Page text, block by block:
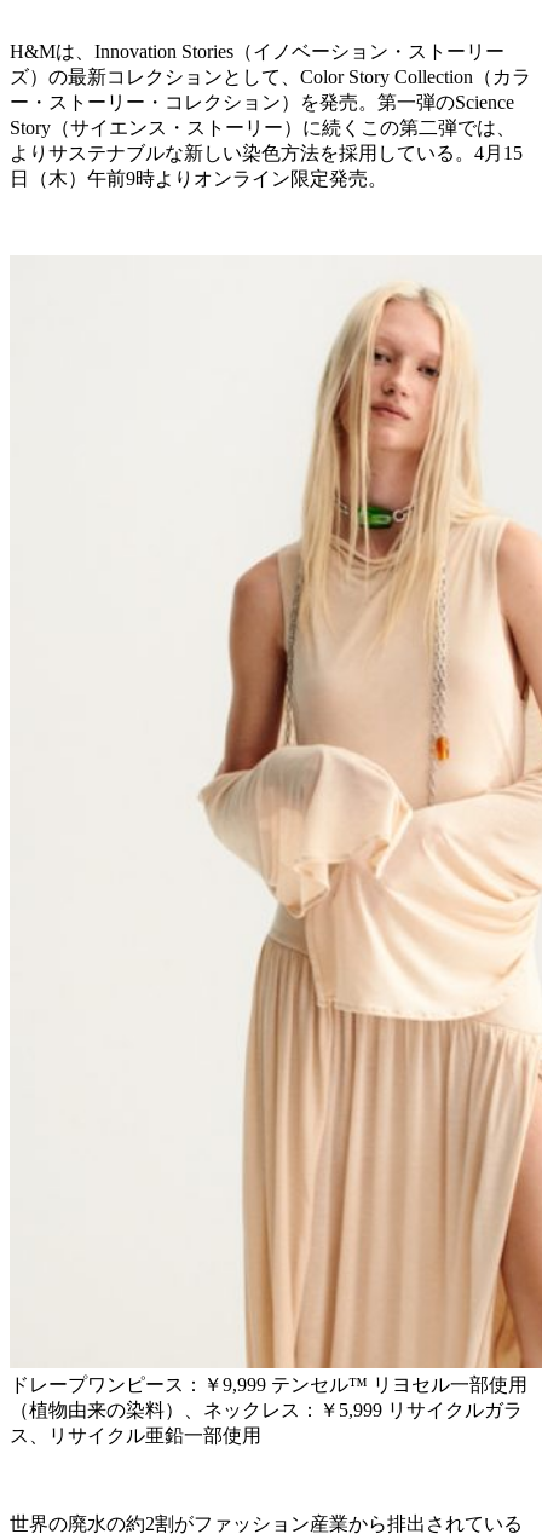
H&Mは、Innovation Stories（イノベーション・ストーリー
ズ）の最新コレクションとして、Color Story Collection（カラ
ー・ストーリー・コレクション）を発売。第一弾のScience
Story（サイエンス・ストーリー）に続くこの第二弾では、
よりサステナブルな新しい染色方法を採用している。4月15
日（木）午前9時よりオンライン限定発売。
ドレープワンピース：￥9,999 テンセル™ リヨセル一部使用
（植物由来の染料）、ネックレス：￥5,999 リサイクルガラ
ス、リサイクル亜鉛一部使用
世界の廃水の約2割がファッション産業から排出されている